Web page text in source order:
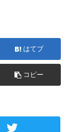
はてブ
コピー